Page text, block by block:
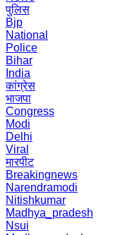
पुलिस
Bjp
National
Police
Bihar
India
कांग्रेस
भाजपा
Congress
Modi
Delhi
Viral
मारपीट
Breakingnews
Narendramodi
Nitishkumar
Madhya_pradesh
Nsui